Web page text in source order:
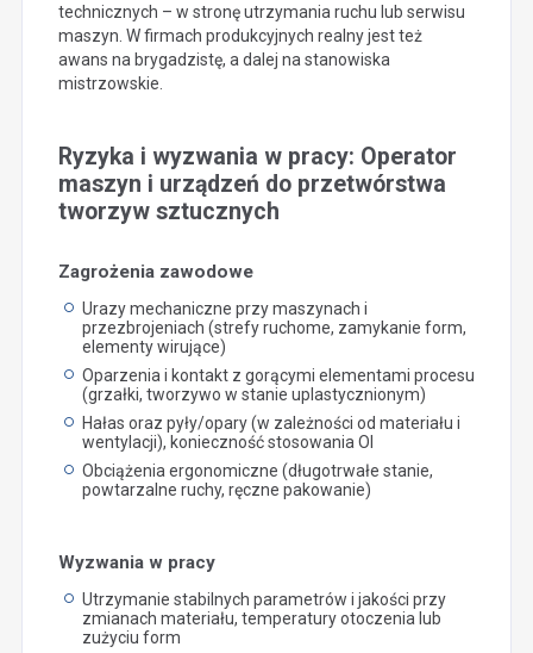
technicznych – w stronę utrzymania ruchu lub serwisu
maszyn. W firmach produkcyjnych realny jest też
awans na brygadzistę, a dalej na stanowiska
mistrzowskie.
Ryzyka i wyzwania w pracy: Operator
maszyn i urządzeń do przetwórstwa
tworzyw sztucznych
Zagrożenia zawodowe
Urazy mechaniczne przy maszynach i
przezbrojeniach (strefy ruchome, zamykanie form,
elementy wirujące)
Oparzenia i kontakt z gorącymi elementami procesu
(grzałki, tworzywo w stanie uplastycznionym)
Hałas oraz pyły/opary (w zależności od materiału i
wentylacji), konieczność stosowania OI
Obciążenia ergonomiczne (długotrwałe stanie,
powtarzalne ruchy, ręczne pakowanie)
Wyzwania w pracy
Utrzymanie stabilnych parametrów i jakości przy
zmianach materiału, temperatury otoczenia lub
zużyciu form